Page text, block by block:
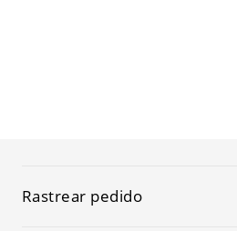
Rastrear pedido